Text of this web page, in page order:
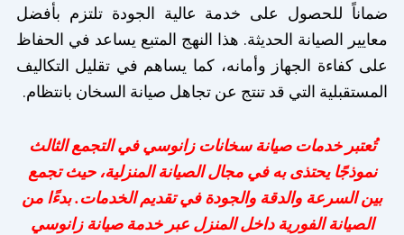
ضماناً للحصول على خدمة عالية الجودة تلتزم بأفضل
معايير الصيانة الحديثة. هذا النهج المتبع يساعد في الحفاظ
على كفاءة الجهاز وأمانه، كما يساهم في تقليل التكاليف
المستقبلية التي قد تنتج عن تجاهل صيانة السخان بانتظام.
تُعتبر خدمات صيانة سخانات زانوسي في التجمع الثالث
نموذجًا يحتذى به في مجال الصيانة المنزلية، حيث تجمع
بين السرعة والدقة والجودة في تقديم الخدمات. بدءًا من
الصيانة الفورية داخل المنزل عبر خدمة صيانة زانوسي